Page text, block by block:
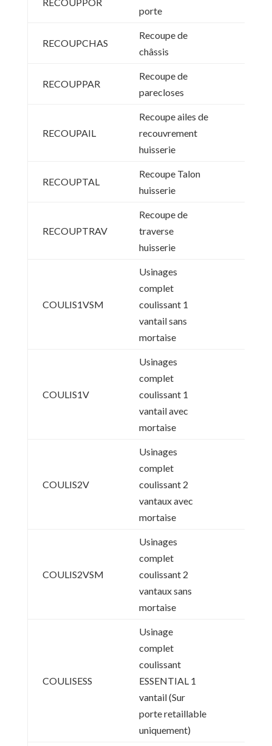
porte
RECOUPCHAS
Recoupe de
châssis
RECOUPPAR
Recoupe de
parecloses
RECOUPAIL
Recoupe ailes de
recouvrement
huisserie
RECOUPTAL
Recoupe Talon
huisserie
RECOUPTRAV
Recoupe de
traverse
huisserie
COULIS1VSM
Usinages
complet
coulissant 1
vantail sans
mortaise
COULIS1V
Usinages
complet
coulissant 1
vantail avec
mortaise
COULIS2V
Usinages
complet
coulissant 2
vantaux avec
mortaise
COULIS2VSM
Usinages
complet
coulissant 2
vantaux sans
mortaise
COULISESS
Usinage
complet
coulissant
ESSENTIAL 1
vantail (Sur
porte retaillable
uniquement)